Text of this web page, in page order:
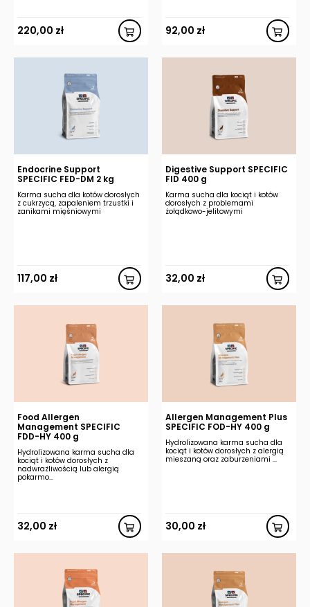
220,00 zł 92,00 zł
Endocrine Support
SPECIFIC FED-DM 2 kg
Karma sucha dla kotów dorosłych
z cukrzycą, zapaleniem trzustki i
zanikami mięśniowymi
117,00 zł
Digestive Support SPECIFIC
FID 400 g
Karma sucha dla kociąt i kotów
dorosłych z problemami
żołądkowo-jelitowymi
32,00 zł
Food Allergen
Management SPECIFIC
FDD-HY 400 g
Hydrolizowana karma sucha dla
kociąt i kotów dorosłych z
nadwrażliwością lub alergią
pokarmo...
32,00 zł
Allergen Management Plus
SPECIFIC FOD-HY 400 g
Hydrolizowana karma sucha dla
kociąt i kotów dorosłych z alergią
mieszaną oraz zaburzeniami ...
30,00 zł